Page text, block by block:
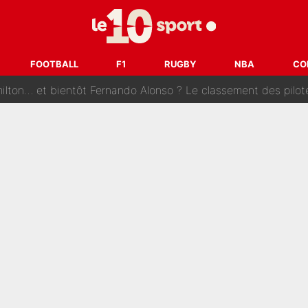
FOOTBALL F1 RUGBY NBA
pour violences conjugales : Un arbitre français
la nomination de Zinedine Zidane, c'est au tour de son
et bientôt Fernando Alonso ? Le classement des pilotes les mieux